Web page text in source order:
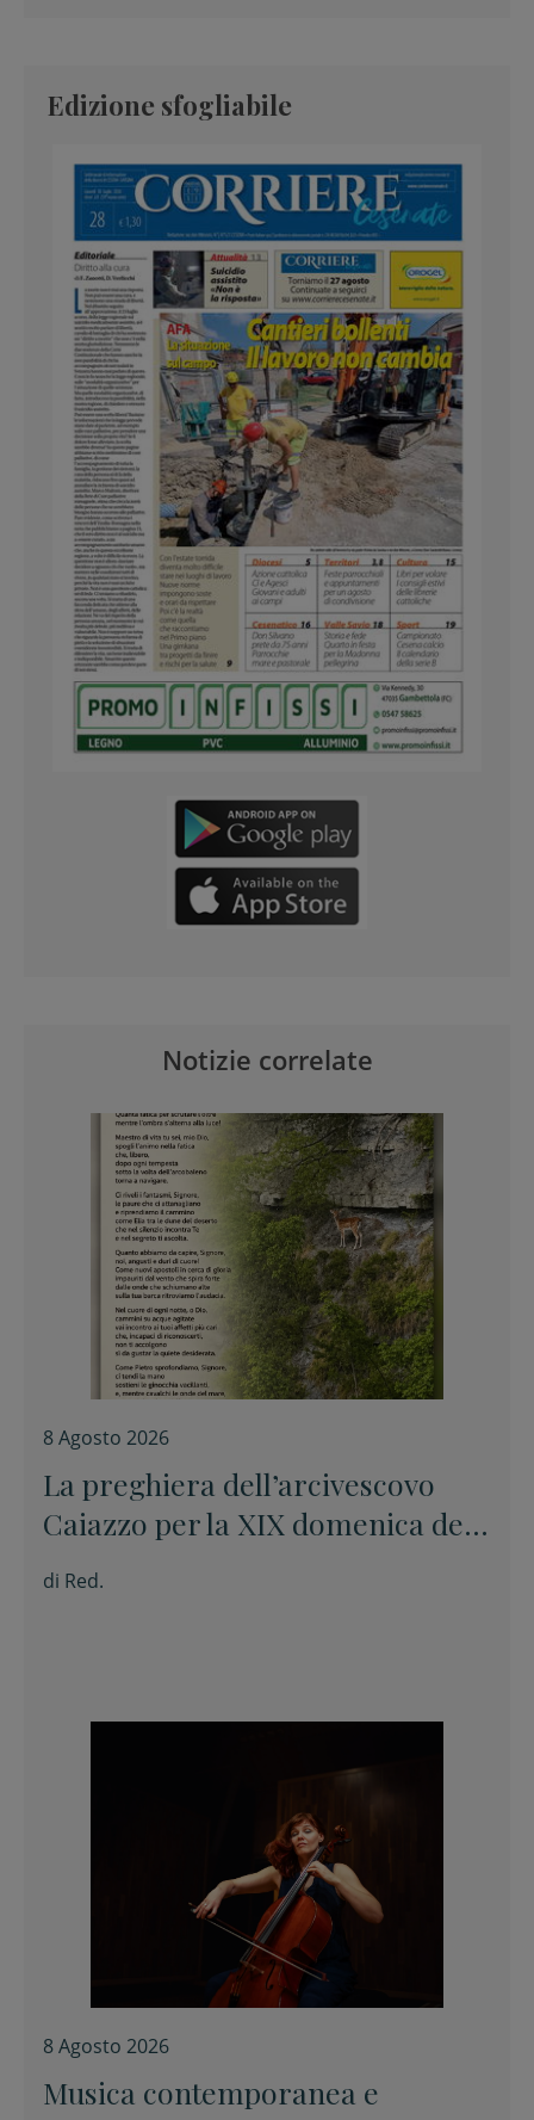
Edizione sfogliabile
Notizie correlate
8 Agosto 2026
La preghiera dell’arcivescovo
Caiazzo per la XIX domenica del
Tempo ordinario
di Red.
8 Agosto 2026
Musica contemporanea e